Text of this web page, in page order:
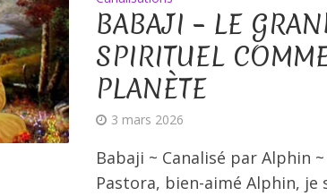
BABAJI – LE
SPIRITUEL
PLANÈTE
3 mars 2026
Babaji ~ Canalisé par Alphin
Pastora, bien-aimé Alphin, je